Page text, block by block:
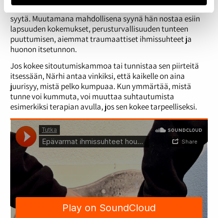
Närhi kertoo, että sitoutumiskammolle voi olla monta
syytä. Muutamana mahdollisena syynä hän nostaa esiin
lapsuuden kokemukset, perusturvallisuuden tunteen
puuttumisen, aiemmat traumaattiset ihmissuhteet ja
huonon itsetunnon.
Jos kokee sitoutumiskammoa tai tunnistaa sen piirteitä
itsessään, Närhi antaa vinkiksi, että kaikelle on aina
juurisyy, mistä pelko kumpuaa. Kun ymmärtää, mistä
tunne voi kummuta, voi muuttaa suhtautumista
esimerkiksi terapian avulla, jos sen kokee tarpeelliseksi.